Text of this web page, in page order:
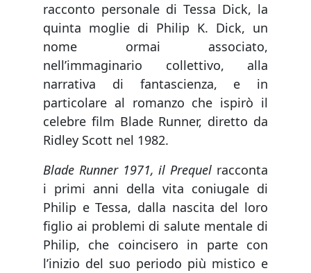
racconto personale di Tessa Dick, la
quinta moglie di Philip K. Dick, un
nome ormai associato,
nell’immaginario collettivo, alla
narrativa di fantascienza, e in
particolare al romanzo che ispirò il
celebre film Blade Runner, diretto da
Ridley Scott nel 1982.
Blade Runner 1971, il Prequel racconta
i primi anni della vita coniugale di
Philip e Tessa, dalla nascita del loro
figlio ai problemi di salute mentale di
Philip, che coincisero in parte con
l’inizio del suo periodo più mistico e